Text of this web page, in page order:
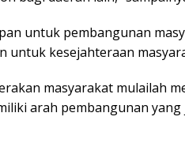
untuk pembangunan
untuk kesejahteraan
masyarakat mulailah
arah pembangunan yang